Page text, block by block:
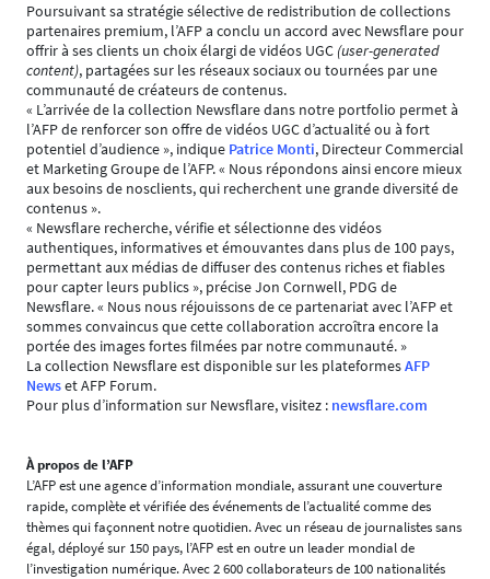
Poursuivant sa stratégie sélective de redistribution de collections
partenaires premium, l’AFP a conclu un accord avec Newsflare pour
offrir à ses clients un choix élargi de vidéos UGC (user-generated
content), partagées sur les réseaux sociaux ou tournées par une
communauté de créateurs de contenus.
« L’arrivée de la collection Newsflare dans notre portfolio permet à
l’AFP de renforcer son offre de vidéos UGC d’actualité ou à fort
potentiel d’audience », indique Patrice Monti, Directeur Commercial
et Marketing Groupe de l’AFP. « Nous répondons ainsi encore mieux
aux besoins de nosclients, qui recherchent une grande diversité de
contenus ».
« Newsflare recherche, vérifie et sélectionne des vidéos
authentiques, informatives et émouvantes dans plus de 100 pays,
permettant aux médias de diffuser des contenus riches et fiables
pour capter leurs publics », précise Jon Cornwell, PDG de
Newsflare. « Nous nous réjouissons de ce partenariat avec l’AFP et
sommes convaincus que cette collaboration accroîtra encore la
portée des images fortes filmées par notre communauté. »
La collection Newsflare est disponible sur les plateformesAFP
Newset AFP Forum.
Pour plus d’information sur Newsflare, visitez : newsflare.com
À propos de l’AFP
L’AFP est une agence d’information mondiale, assurant une couverture
rapide, complète et vérifiée des événements de l’actualité comme des
thèmes qui façonnent notre quotidien. Avec un réseau de journalistes sans
égal, déployé sur 150 pays, l’AFP est en outre un leader mondial de
l’investigation numérique. Avec 2 600 collaborateurs de 100 nationalités